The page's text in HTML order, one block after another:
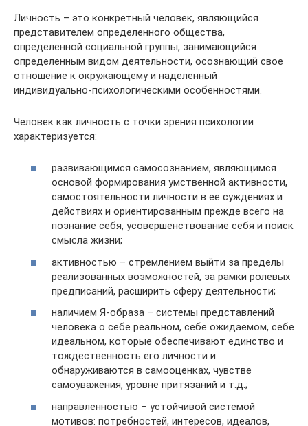
Личность – это конкретный человек, являющийся
представителем определенного общества,
определенной социальной группы, занимающийся
определенным видом деятельности, осознающий свое
отношение к окружающему и наделенный
индивидуально-психологическими особенностями.
Человек как личность с точки зрения психологии
характеризуется:
развивающимся самосознанием, являющимся
основой формирования умственной активности,
самостоятельности личности в ее суждениях и
действиях и ориентированным прежде всего на
познание себя, усовершенствование себя и поиск
смысла жизни;
активностью – стремлением выйти за пределы
реализованных возможностей, за рамки ролевых
предписаний, расширить сферу деятельности;
наличием Я-образа – системы представлений
человека о себе реальном, себе ожидаемом, себе
идеальном, которые обеспечивают единство и
тождественность его личности и
обнаруживаются в самооценках, чувстве
самоуважения, уровне притязаний и т.д.;
направленностью – устойчивой системой
мотивов: потребностей, интересов, идеалов,